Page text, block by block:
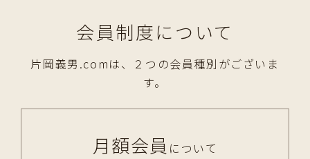
会員制度について
片岡義男.comは、２つの会員種別がございま
す。
月額会員 について